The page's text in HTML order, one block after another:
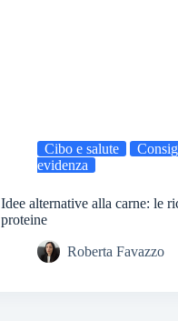
Cibo e salute
evidenza
Idee alternative alla carne: le
proteine
Roberta Favazzo